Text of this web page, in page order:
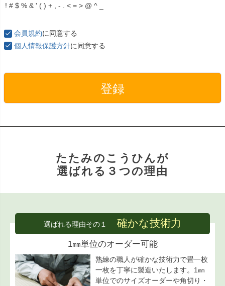
会員規約に同意する
個人情報保護方針に同意する
登録
たたみのこうひんが
選ばれる３つの理由
選ばれる理由その１ 確かな技術力
1㎜単位のオーダー可能
熟練の職人が確かな技術力で畳一枚
一枚を丁寧に製造いたします。1㎜
単位でのサイズオーダーや角切り・